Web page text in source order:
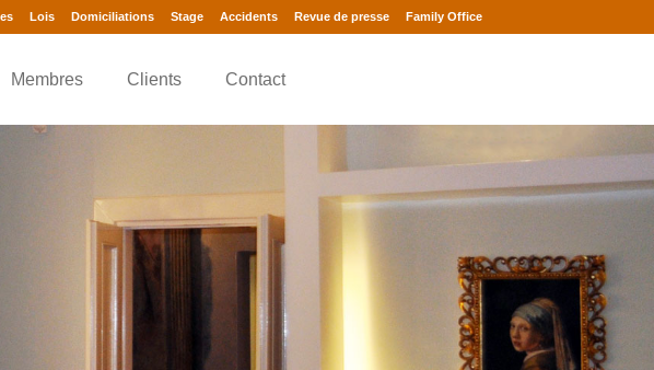
Lois Domiciliations Stage Accidents Revue de presse Family Office
Membres Clients Contact